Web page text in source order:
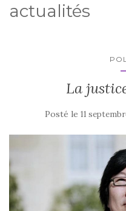
actualités
La
Posté le 11